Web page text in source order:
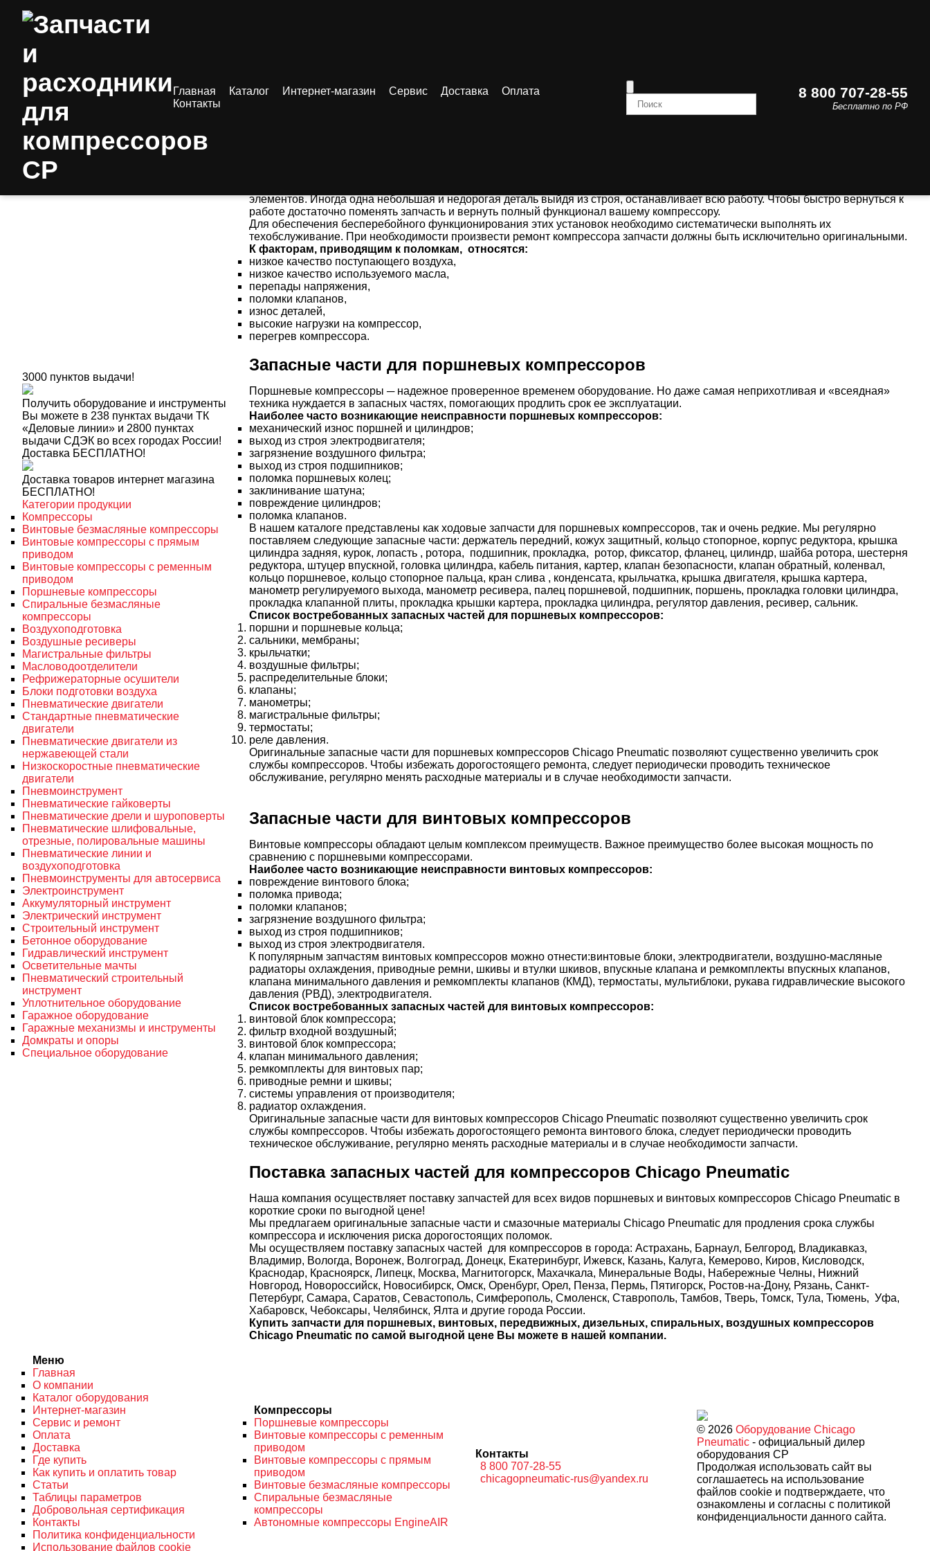
Главная Каталог Интернет-магазин Сервис Доставка
Оплата
Контакты
8 800 707-28-55
Бесплатно по РФ
3000 пунктов выдачи!
Получить оборудование и инструменты
Вы можете в 238 пунктах выдачи ТК
«Деловые линии» и 2800 пунктах
выдачи СДЭК во всех городах России!
Доставка БЕСПЛАТНО!
Доставка товаров интернет магазина
БЕСПЛАТНО!
Категории продукции
Компрессоры
Винтовые безмасляные компрессоры
Винтовые компрессоры с прямым
приводом
Винтовые компрессоры с ременным
приводом
Поршневые компрессоры
Спиральные безмасляные
компрессоры
Воздухоподготовка
Воздушные ресиверы
Магистральные фильтры
Масловодоотделители
Рефрижераторные осушители
Блоки подготовки воздуха
Пневматические двигатели
Стандартные пневматические
двигатели
Пневматические двигатели из
нержавеющей стали
Низкоскоростные пневматические
двигатели
Пневмоинструмент
Пневматические гайковерты
Пневматические дрели и шуроповерты
Пневматические шлифовальные,
отрезные, полировальные машины
Пневматические линии и
воздухоподготовка
Пневмоинструменты для автосервиса
Электроинструмент
Аккумуляторный инструмент
Электрический инструмент
Строительный инструмент
Бетонное оборудование
Гидравлический инструмент
Осветительные мачты
Пневматический строительный
инструмент
Уплотнительное оборудование
Гаражное оборудование
Гаражные механизмы и инструменты
Домкраты и опоры
Специальное оборудование
Запчасти и расходники для компрессоров CP
элементов. Иногда одна небольшая и недорогая деталь выйдя из строя, останавливает всю работу. Чтобы быстро вернуться к
работе достаточно поменять запчасть и вернуть полный функционал вашему компрессору.
Для обеспечения бесперебойного функционирования этих установок необходимо систематически выполнять их
техобслуживание. При необходимости произвести ремонт компрессора запчасти должны быть исключительно оригинальными.
К факторам, приводящим к поломкам, относятся:
низкое качество поступающего воздуха,
низкое качество используемого масла,
перепады напряжения,
поломки клапанов,
износ деталей,
высокие нагрузки на компрессор,
перегрев компрессора.
Запасные части для поршневых компрессоров
Поршневые компрессоры ─ надежное проверенное временем оборудование. Но даже самая неприхотливая и «всеядная»
техника нуждается в запасных частях, помогающих продлить срок ее эксплуатации.
Наиболее часто возникающие неисправности поршневых компрессоров:
механический износ поршней и цилиндров;
выход из строя электродвигателя;
загрязнение воздушного фильтра;
выход из строя подшипников;
поломка поршневых колец;
заклинивание шатуна;
повреждение цилиндров;
поломка клапанов.
В нашем каталоге представлены как ходовые запчасти для поршневых компрессоров, так и очень редкие. Мы регулярно
поставляем следующие запасные части: держатель передний, кожух защитный, кольцо стопорное, корпус редуктора, крышка
цилиндра задняя, курок, лопасть , ротора, подшипник, прокладка, ротор, фиксатор, фланец, цилиндр, шайба ротора, шестерня
редуктора, штуцер впускной, головка цилиндра, кабель питания, картер, клапан безопасности, клапан обратный, коленвал,
кольцо поршневое, кольцо стопорное пальца, кран слива , конденсата, крыльчатка, крышка двигателя, крышка картера,
манометр регулируемого выхода, манометр ресивера, палец поршневой, подшипник, поршень, прокладка головки цилиндра,
прокладка клапанной плиты, прокладка крышки картера, прокладка цилиндра, регулятор давления, ресивер, сальник.
Список востребованных запасных частей для поршневых компрессоров:
поршни и поршневые кольца;
сальники, мембраны;
крыльчатки;
воздушные фильтры;
распределительные блоки;
клапаны;
манометры;
магистральные фильтры;
термостаты;
реле давления.
Оригинальные запасные части для поршневых компрессоров Chicago Pneumatic позволяют существенно увеличить срок
службы компрессоров. Чтобы избежать дорогостоящего ремонта, следует периодически проводить техническое
обслуживание, регулярно менять расходные материалы и в случае необходимости запчасти.
Запасные части для винтовых компрессоров
Винтовые компрессоры обладают целым комплексом преимуществ. Важное преимущество более высокая мощность по
сравнению с поршневыми компрессорами.
Наиболее часто возникающие неисправности винтовых компрессоров:
повреждение винтового блока;
поломка привода;
поломки клапанов;
загрязнение воздушного фильтра;
выход из строя подшипников;
выход из строя электродвигателя.
К популярным запчастям винтовых компрессоров можно отнести:винтовые блоки, электродвигатели, воздушно-масляные
радиаторы охлаждения, приводные ремни, шкивы и втулки шкивов, впускные клапана и ремкомплекты впускных клапанов,
клапана минимального давления и ремкомплекты клапанов (КМД), термостаты, мультиблоки, рукава гидравлические высокого
давления (РВД), электродвигателя.
Список востребованных запасных частей для винтовых компрессоров:
винтовой блок компрессора;
фильтр входной воздушный;
винтовой блок компрессора;
клапан минимального давления;
ремкомплекты для винтовых пар;
приводные ремни и шкивы;
системы управления от производителя;
радиатор охлаждения.
Оригинальные запасные части для винтовых компрессоров Chicago Pneumatic позволяют существенно увеличить срок
службы компрессоров. Чтобы избежать дорогостоящего ремонта винтового блока, следует периодически проводить
техническое обслуживание, регулярно менять расходные материалы и в случае необходимости запчасти.
Поставка запасных частей для компрессоров Chicago Pneumatic
Наша компания осуществляет поставку запчастей для всех видов поршневых и винтовых компрессоров Chicago Pneumatic в
короткие сроки по выгодной цене!
Мы предлагаем оригинальные запасные части и смазочные материалы Chicago Pneumatic для продления срока службы
компрессора и исключения риска дорогостоящих поломок.
Мы осуществляем поставку запасных частей для компрессоров в города: Астрахань, Барнаул, Белгород, Владикавказ,
Владимир, Вологда, Воронеж, Волгоград, Донецк, Екатеринбург, Ижевск, Казань, Калуга, Кемерово, Киров, Кисловодск,
Краснодар, Красноярск, Липецк, Москва, Магнитогорск, Махачкала, Минеральные Воды, Набережные Челны, Нижний
Новгород, Новороссийск, Новосибирск, Омск, Оренбург, Орел, Пенза, Пермь, Пятигорск, Ростов-на-Дону, Рязань, Санкт-
Петербург, Самара, Саратов, Севастополь, Симферополь, Смоленск, Ставрополь, Тамбов, Тверь, Томск, Тула, Тюмень, Уфа,
Хабаровск, Чебоксары, Челябинск, Ялта и другие города России.
Купить запчасти для поршневых, винтовых, передвижных, дизельных, спиральных, воздушных компрессоров
Chicago Pneumatic по самой выгодной цене Вы можете в нашей компании.
Меню
Главная
О компании
Каталог оборудования
Интернет-магазин
Сервис и ремонт
Оплата
Доставка
Где купить
Как купить и оплатить товар
Статьи
Таблицы параметров
Добровольная сертификация
Контакты
Политика конфиденциальности
Использование файлов cookie
Компрессоры
Поршневые компрессоры
Винтовые компрессоры с ременным
приводом
Винтовые компрессоры с прямым
приводом
Винтовые безмасляные компрессоры
Спиральные безмасляные
компрессоры
Автономные компрессоры EngineAIR
Контакты
8 800 707-28-55
chicagopneumatic-rus@yandex.ru
© 2026 Оборудование Chicago
Pneumatic - официальный дилер
оборудования CP
Продолжая использовать сайт вы
соглашаетесь на использование
файлов cookie и подтверждаете, что
ознакомлены и согласны с политикой
конфиденциальности данного сайта.